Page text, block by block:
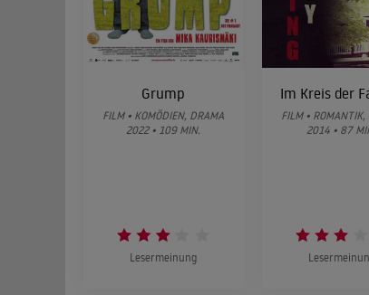
Grump
FILM • KOMÖDIEN, DRAMA
2022 • 109 MIN.
Lesermeinung
Im Kreis der
FILM • ROMANTIK,
2014 • 87